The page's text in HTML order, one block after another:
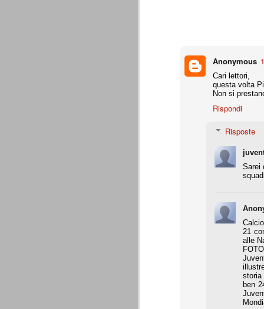
Anonymous
Cari lettori,
questa volta
Non si
Rispondi
Risposte
Sarei
21
alle
storia
ben
I sorteggi di giovedì 27 Agosto
Gruppo A: Psg (Fra), Real Madrid
Gruppo C: Benfica (Por), Atletico
Juventus - Udinese 0-1
Sconfitta meritata, anche con un
dalle scelte iniziali per continuare
fretta. Che ne pensate voi? Un
Nel frattempo, le nostre pagelle:
È di oggi la pubblicazione del
sull'ennesimo ramo del
A noi francamente interessa assai
ascolani e tifosi teramani. E' perfino
proprio campanile, anche a dispetto